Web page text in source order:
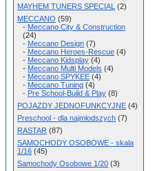
MAYHEM TUNERS SPECIAL (2)
MECCANO (59)
- Meccano City & Construction
(24)
- Meccano Design (7)
- Meccano Heroes-Rescue (4)
- Meccano Kidsplay (4)
- Meccano Multi Models (4)
- Meccano SPYKEE (4)
- Meccano Tuning (4)
- Pre School-Build & Play (8)
POJAZDY JEDNOFUNKCYJNE (4)
Preschool - dla najmłodszych (7)
RASTAR (87)
SAMOCHODY OSOBOWE - skala
1/16 (45)
Samochody Osobowe 1/20 (3)